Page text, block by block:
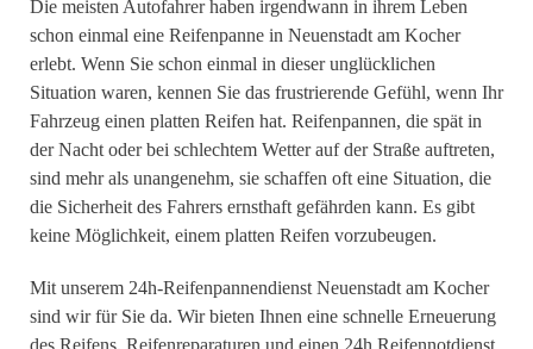
Die meisten Autofahrer haben irgendwann in ihrem Leben
schon einmal eine Reifenpanne in Neuenstadt am Kocher
erlebt. Wenn Sie schon einmal in dieser unglücklichen
Situation waren, kennen Sie das frustrierende Gefühl, wenn Ihr
Fahrzeug einen platten Reifen hat. Reifenpannen, die spät in
der Nacht oder bei schlechtem Wetter auf der Straße auftreten,
sind mehr als unangenehm, sie schaffen oft eine Situation, die
die Sicherheit des Fahrers ernsthaft gefährden kann. Es gibt
keine Möglichkeit, einem platten Reifen vorzubeugen.
Mit unserem 24h-Reifenpannendienst Neuenstadt am Kocher
sind wir für Sie da. Wir bieten Ihnen eine schnelle Erneuerung
des Reifens, Reifenreparaturen und einen 24h Reifennotdienst